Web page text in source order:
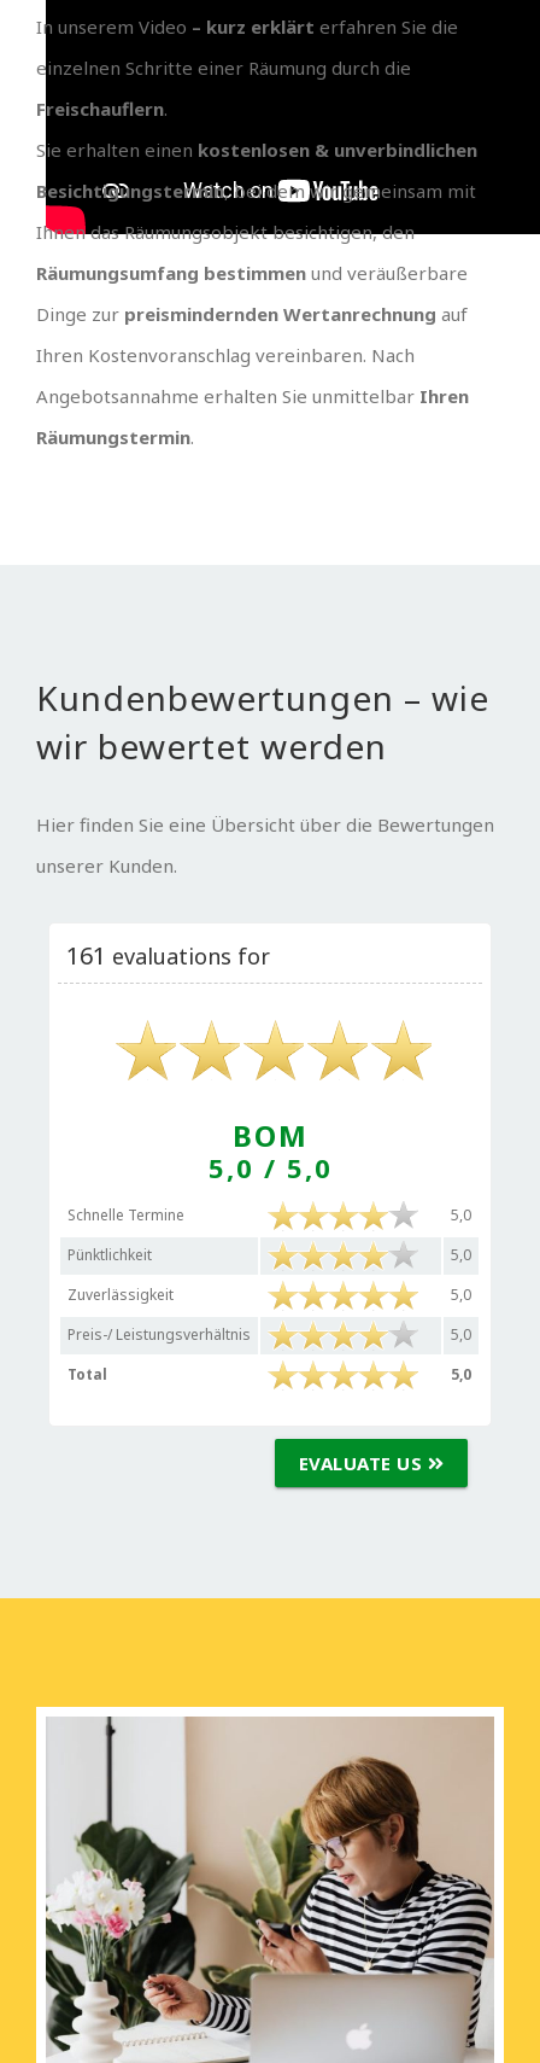
In unserem Video – kurz erklärt erfahren Sie die
einzelnen Schritte einer Räumung durch die
Freischauflern.
Sie erhalten einen kostenlosen & unverbindlichen
Besichtigungstermin, bei dem wir gemeinsam mit
Ihnen das Räumungsobjekt besichtigen, den
Räumungsumfang bestimmen und veräußerbare
Dinge zur preismindernden Wertanrechnung auf
Ihren Kostenvoranschlag vereinbaren. Nach
Angebotsannahme erhalten Sie unmittelbar Ihren
Räumungstermin.
Kundenbewertungen – wie
wir bewertet werden
Hier finden Sie eine Übersicht über die Bewertungen
unserer Kunden.
161 evaluations for
BOM
5,0 / 5,0
Schnelle Termine
5,0
Pünktlichkeit
5,0
Zuverlässigkeit
5,0
Preis-/ Leistungsverhältnis
5,0
Total
5,0
EVALUATE US